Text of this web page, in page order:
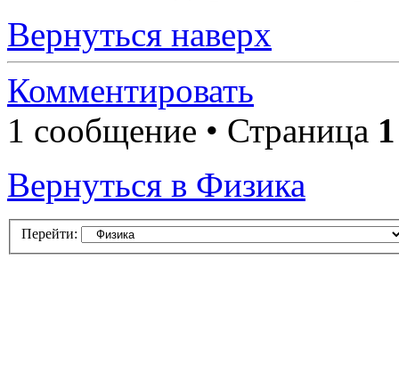
Вернуться наверх
Комментировать
1 сообщение • Страница 1
Вернуться в Физика
Перейти: